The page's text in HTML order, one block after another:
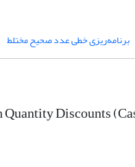
برنامه‌ریزی خطی عدد صحیح مختلط
Discounts